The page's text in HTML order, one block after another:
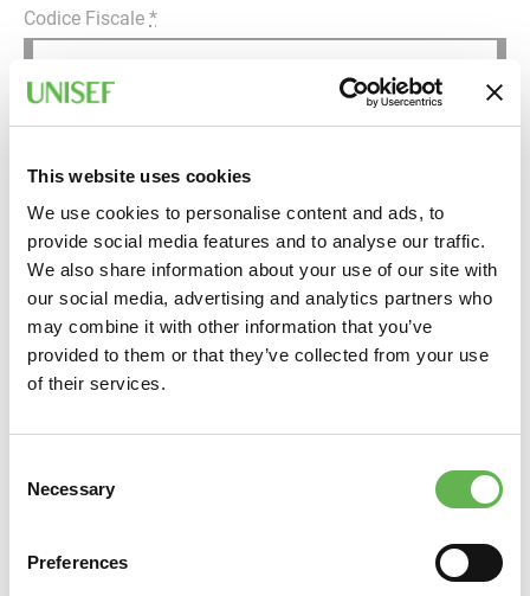
This website uses cookies
We use cookies to personalise content and ads, to
provide social media features and to analyse our traffic.
We also share information about your use of our site with
our social media, advertising and analytics partners who
may combine it with other information that you’ve
provided to them or that they’ve collected from your use
of their services.
Selection
Necessary
Preferences
Codice Fiscale *
Settore o tipologia di produzione
Indirizzo sede legale (Via, Cap, Città, Provincia)
Telefono
Fax